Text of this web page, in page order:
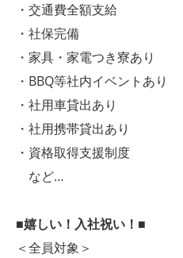
・交通費全額支給
・社保完備
・家具・家電つき寮あり
・BBQ等社内イベントあり
・社用車貸出あり
・社用携帯貸出あり
・資格取得支援制度
など…
■嬉しい！入社祝い！■
＜全員対象＞